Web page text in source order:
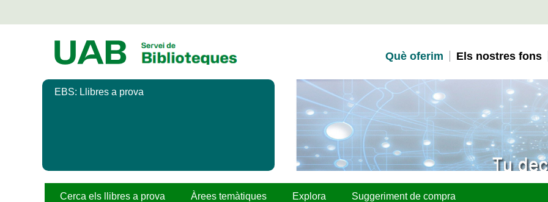
Què oferim Els nostres fons
EBS: Llibres a prova
Cerca els llibres a prova Àrees temàtiques Explora Suggeriment de compra